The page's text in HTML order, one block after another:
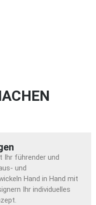
Ihr führender und
und
Hand in Hand mit
Ihr individuelles